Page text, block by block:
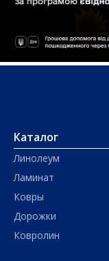
Каталог
Линолеум
Ламинат
Ковры
Дорожки
Ковролин